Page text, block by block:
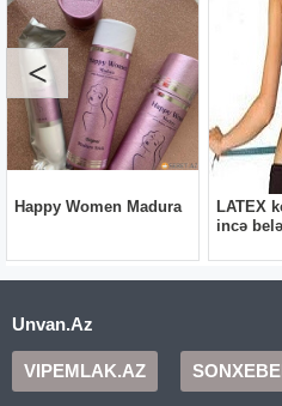
Unvan.Az
VIPEMLAK.AZ